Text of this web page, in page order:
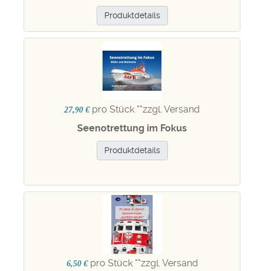
Produktdetails
27,90 € pro Stück ""zzgl. Versand
Seenotrettung im Fokus
Produktdetails
6,50 € pro Stück ""zzgl. Versand